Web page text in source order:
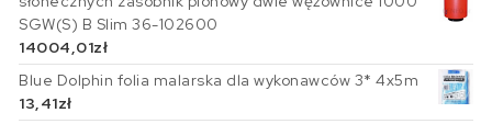
SGW(S) B Slim 36-102600
14004,01zł
Blue Dolphin folia malarska dla wykonawców 3* 4x5m
13,41zł